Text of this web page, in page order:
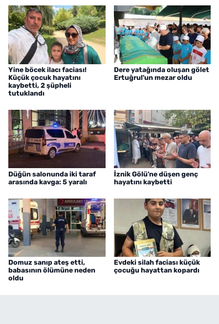
Yine böcek ilacı faciası!
Küçük çocuk hayatını
kaybetti, 2 şüpheli
tutuklandı
Dere yatağında oluşan gölet
Ertuğrul'un mezar oldu
Düğün salonunda iki taraf
arasında kavga: 5 yaralı
İznik Gölü'ne düşen genç
hayatını kaybetti
Domuz sanıp ateş etti,
babasının ölümüne neden
oldu
Evdeki silah faciası küçük
çocuğu hayattan kopardı